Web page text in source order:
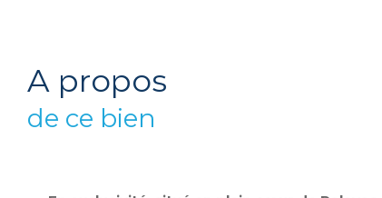
a propos
de ce bien